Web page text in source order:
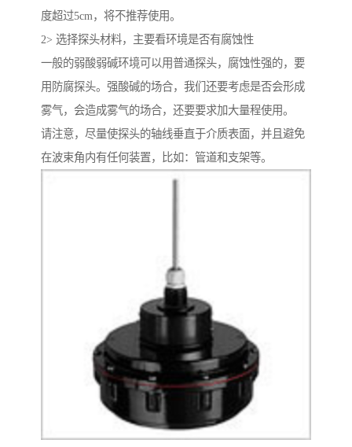
度超过5cm，将不推荐使用。
2> 选择探头材料，主要看环境是否有腐蚀性
一般的弱酸弱碱环境可以用普通探头，腐蚀性强的，要
用防腐探头。强酸碱的场合，我们还要考虑是否会形成
雾气，会造成雾气的场合，还要要求加大量程使用。
请注意，尽量使探头的轴线垂直于介质表面，并且避免
在波束角内有任何装置，比如：管道和支架等。